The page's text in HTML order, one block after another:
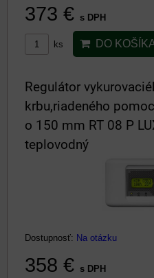
373 € s DPH
ks DO
Regulátor
krbu,riadeného
o 150 mm RT 08 P
teplovodný
Dostupnosť: Na otázku
358 € s DPH